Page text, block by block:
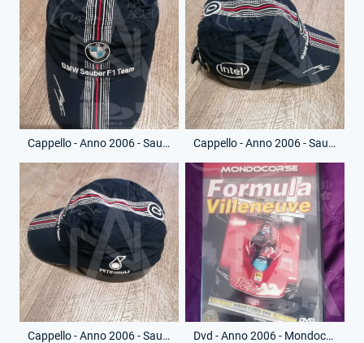
Cappello - Anno 2006 - Sauber Bmw - (Fronte) Cappello - Anno 2006 - Sauber Bmw - (Lato Destro)
Cappello - Anno 2006 - Sauber Bmw - (Lato Sinistro) Dvd - Anno 2006 - Mondocorse - Formula Villeneuve - (Fronte)